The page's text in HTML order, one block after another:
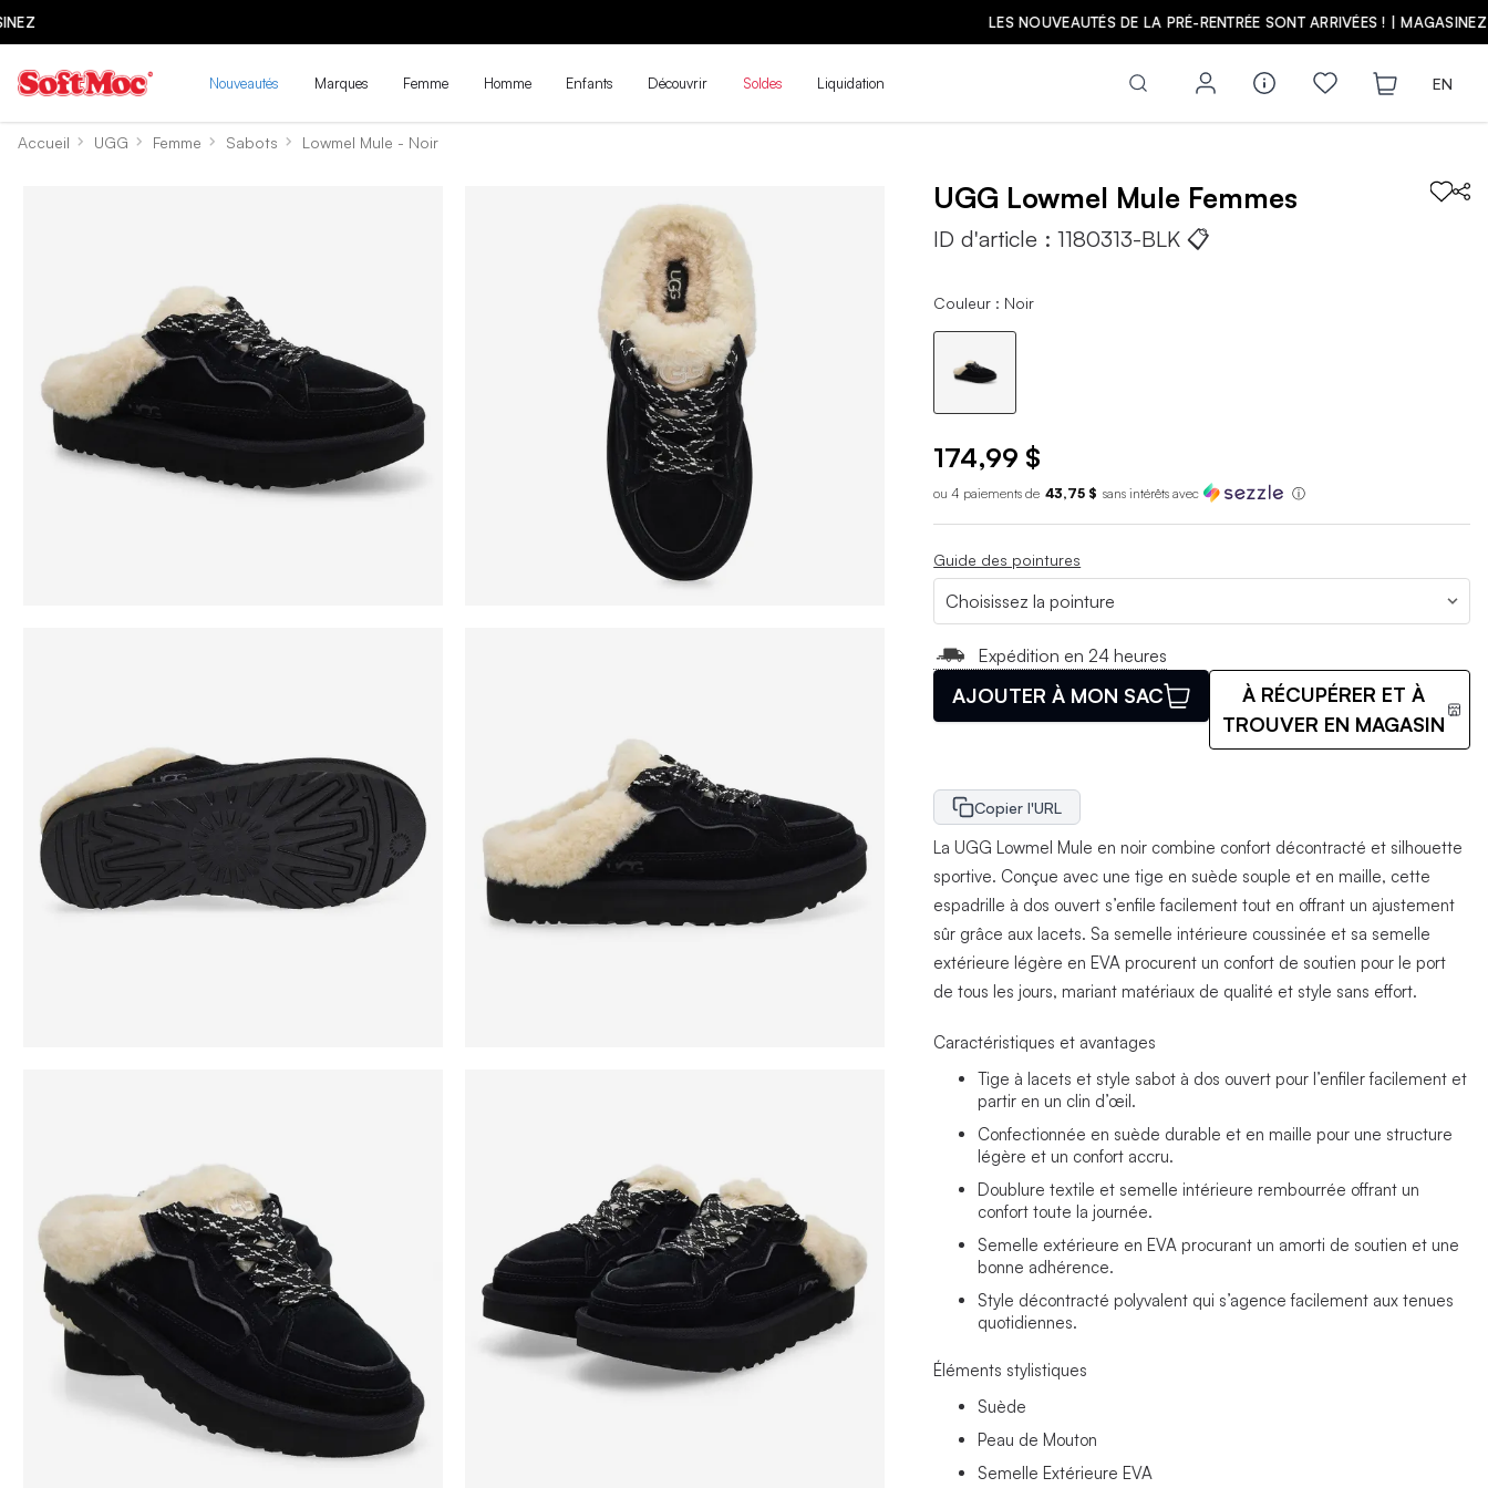
LES NOUVEAUTÉS DE LA PRÉ-RENTRÉE SONT ARRIVÉES ! | MAGASINEZ
Nouveautés Marques Femme Homme Enfants Découvrir Soldes Liquidation EN
Accueil UGG Femme Sabots Lowmel Mule - Noir
UGG Lowmel Mule Femmes
ID d'article :1180313-BLK 📋
Couleur : Noir
174,99 $
ou 4 paiements de 43,75 $ sans intérêts avec ⓘ
Guide des pointures
Expédition en 24 heures
AJOUTER À MON SAC
À RÉCUPÉRER ET À
TROUVER EN MAGASIN
Copier l'URL
La UGG Lowmel Mule en noir combine confort décontracté et silhouette
sportive. Conçue avec une tige en suède souple et en maille, cette
espadrille à dos ouvert s’enfile facilement tout en offrant un ajustement
sûr grâce aux lacets. Sa semelle intérieure coussinée et sa semelle
extérieure légère en EVA procurent un confort de soutien pour le port
de tous les jours, mariant matériaux de qualité et style sans effort.
Caractéristiques et avantages
Tige à lacets et style sabot à dos ouvert pour l’enfiler facilement et
partir en un clin d’œil.
Confectionnée en suède durable et en maille pour une structure
légère et un confort accru.
Doublure textile et semelle intérieure rembourrée offrant un
confort toute la journée.
Semelle extérieure en EVA procurant un amorti de soutien et une
bonne adhérence.
Style décontracté polyvalent qui s’agence facilement aux tenues
quotidiennes.
Éléments stylistiques
Suède
Peau de Mouton
Semelle Extérieure EVA